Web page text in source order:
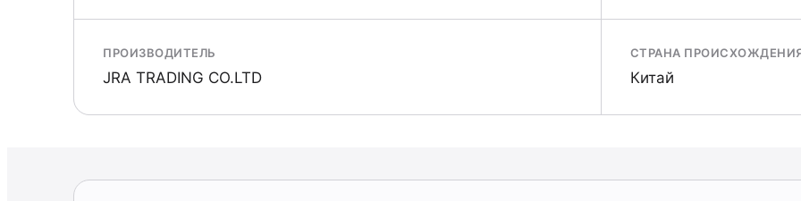
ПРОИЗВОДИТЕЛЬ
JRA TRADING CO.LTD
СТРАНА
Китай